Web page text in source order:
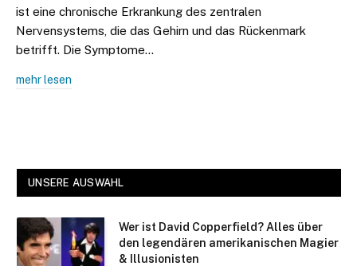
ist eine chronische Erkrankung des zentralen
Nervensystems, die das Gehirn und das Rückenmark
betrifft. Die Symptome…
mehr lesen
UNSERE AUSWAHL
Wer ist David Copperfield? Alles über
den legendären amerikanischen Magier
& Illusionisten